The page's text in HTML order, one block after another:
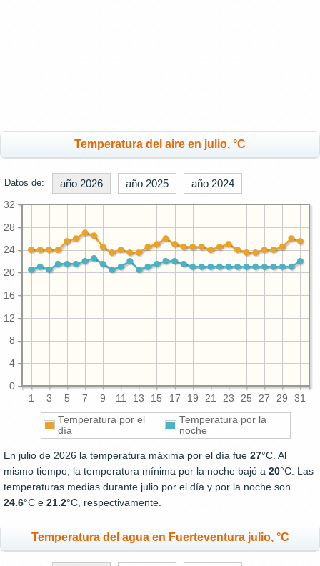
Temperatura del aire en julio, °C
Datos de: año 2026 año 2025 año 2024
1 3 5 7 9 11 13 15 17 19 21 23 25 27 29 31
0
4
8
12
16
20
24
28
32
Temperatura por el
día
Temperatura por la
noche
En julio de 2026 la temperatura máxima por el día fue 27°C. Al
mismo tiempo, la temperatura mínima por la noche bajó a 20°C. Las
temperaturas medias durante julio por el día y por la noche son
24.6°C e 21.2°C, respectivamente.
Temperatura del agua en Fuerteventura julio, °C